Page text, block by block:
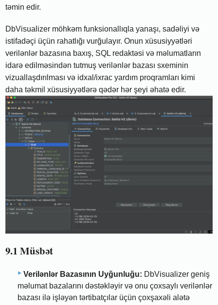
təmin edir.
DbVisualizer möhkəm funksionallıqla yanaşı, sadəliyi və
istifadəçi üçün rahatlığı vurğulayır. Onun xüsusiyyətləri
verilənlər bazasına baxış, SQL redaktəsi və məlumatların
idarə edilməsindən tutmuş verilənlər bazası sxeminin
vizuallaşdırılması və idxal/ixrac yardım proqramları kimi
daha təkmil xüsusiyyətlərə qədər hər şeyi əhatə edir.
9.1 Müsbət
Verilənlər Bazasının Uyğunluğu: DbVisualizer geniş
məlumat bazalarını dəstəkləyir və onu çoxsaylı verilənlər
bazası ilə işləyən tərtibatçılar üçün çoxşaxəli alətə